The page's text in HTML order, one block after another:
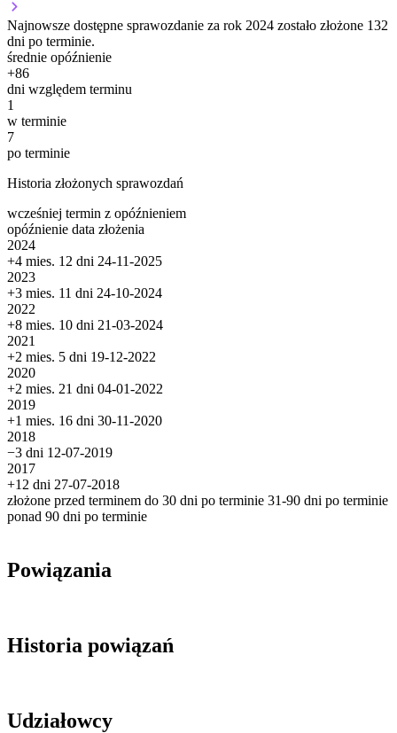
Najnowsze dostępne sprawozdanie za rok 2024 zostało złożone 132
dni po terminie.
średnie opóźnienie
+86
dni względem terminu
1
w terminie
7
po terminie
Historia złożonych sprawozdań
wcześniej termin z opóźnieniem
opóźnienie data złożenia
2024
+4 mies. 12 dni 24-11-2025
2023
+3 mies. 11 dni 24-10-2024
2022
+8 mies. 10 dni 21-03-2024
2021
+2 mies. 5 dni 19-12-2022
2020
+2 mies. 21 dni 04-01-2022
2019
+1 mies. 16 dni 30-11-2020
2018
−3 dni 12-07-2019
2017
+12 dni 27-07-2018
złożone przed terminem do 30 dni po terminie 31-90 dni po terminie
ponad 90 dni po terminie
Powiązania
Historia powiązań
Udziałowcy